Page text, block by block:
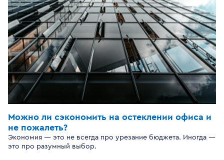
Можно ли сэкономить на остеклении офиса и
не пожалеть?
Экономия — это не всегда про урезание бюджета. Иногда —
это про разумный выбор.